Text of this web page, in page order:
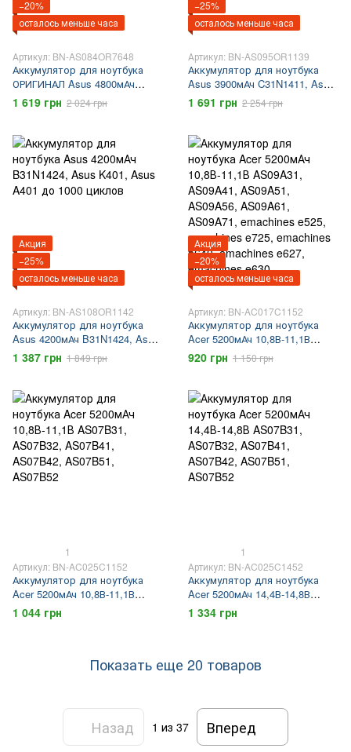
−20%
осталось меньше часа
Артикул: BN-AS084OR7648
Аккумулятор для ноутбука
ОРИГИНАЛ Asus 4800мАч
7,5В-7,7В C21N1347 Asus F555
Asus K555 Asus X555 Asus
1 619 грн 2 024 грн
−25%
осталось меньше часа
Артикул: BN-AS095OR1139
Аккумулятор для ноутбука
Asus 3900мАч C31N1411, Asus
UX305, Zenbook UX305
1 691 грн 2 254 грн
Акция
−25%
осталось меньше часа
Артикул: BN-AS108OR1142
Аккумулятор для ноутбука
Asus 4200мАч B31N1424, Asus
K401, Asus A401 до 1000
циклов
1 387 грн 1 849 грн
Акция
−20%
осталось меньше часа
Артикул: BN-AC017C1152
Аккумулятор для ноутбука
Acer 5200мАч 10,8В-11,1В
AS09A31, AS09A41, AS09A51,
AS09A56, AS09A61, AS09A71,
e725, emachines e640,
emachines e627, emachines
e630
920 грн 1 150 грн
1
Артикул: BN-AC025C1152
Аккумулятор для ноутбука
Acer 5200мАч 10,8В-11,1В
AS07B31, AS07B32, AS07B41,
AS07B42, AS07B51, AS07B52
1 044 грн
1
Артикул: BN-AC025C1452
Аккумулятор для ноутбука
Acer 5200мАч 14,4В-14,8В
AS07B31, AS07B32, AS07B41,
AS07B42, AS07B51, AS07B52
1 334 грн
Показать еще 20 товаров
Назад 1 из 37 Вперед